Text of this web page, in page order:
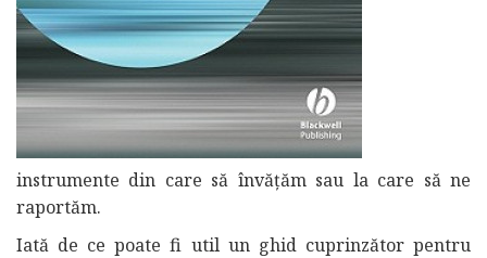
instrumente din care să învățăm sau la care să ne
raportăm.
Iată de ce poate fi util un ghid cuprinzător pentru